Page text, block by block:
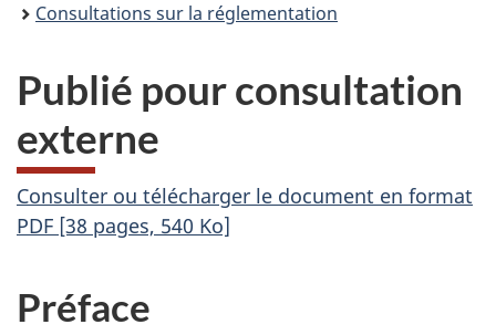
Consultations sur la réglementation
Publié pour consultation
externe
Consulter ou télécharger le document en format
PDF [38 pages, 540 Ko]
Préface